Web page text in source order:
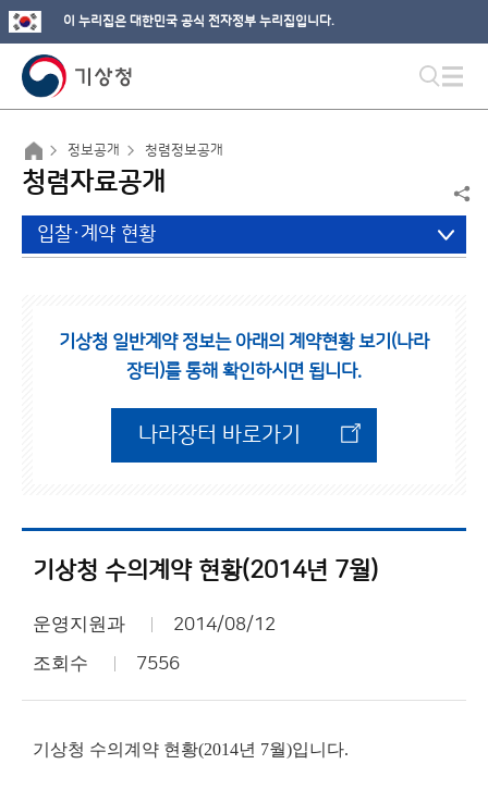
이 누리집은 대한민국 공식 전자정부 누리집입니다.
정보공개 청렴정보공개
청렴자료공개
입찰·계약 현황
기상청 일반계약 정보는 아래의 계약현황 보기(나라
장터)를 통해 확인하시면 됩니다.
나라장터 바로가기
기상청 수의계약 현황(2014년 7월)
운영지원과 2014/08/12
조회수 7556
기상청 수의계약 현황(2014년 7월)입니다.